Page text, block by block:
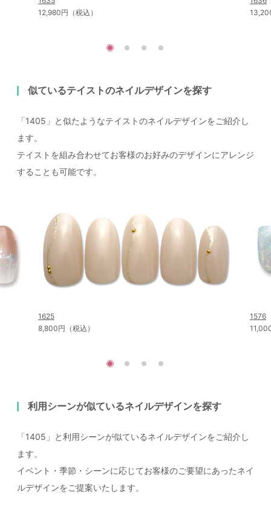
12,980円（税込）
似ているテイストのネイルデザインを探す
「1405」と似たようなテイストのネイルデザインをご紹介し
ます。
テイストを組み合わせてお客様のお好みのデザインにアレンジ
することも可能です。
1625
8,800円（税込）
1576
利用シーンが似ているネイルデザインを探す
「1405」と利用シーンが似ているネイルデザインをご紹介し
ます。
イベント・季節・シーンに応じてお客様のご要望にあったネイ
ルデザインをご提案いたします。